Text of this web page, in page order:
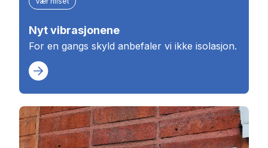
Nyt vibrasjonene
For en gangs skyld anbefaler vi ikke isolasjon.